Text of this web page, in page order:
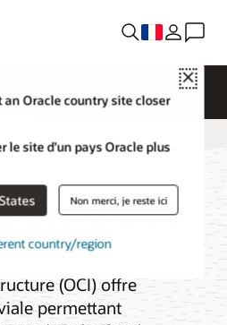
Close
Oracle country site closer
site d’un pays Oracle plus
Non merci, je reste ici
country/region
d'OCI
(OCI) offre
permettant